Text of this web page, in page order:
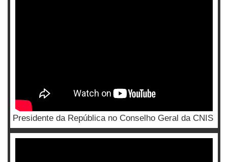
Presidente da República no Conselho Geral da CNIS